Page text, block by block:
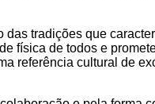
tradições que
física de todos e
referência cultural de